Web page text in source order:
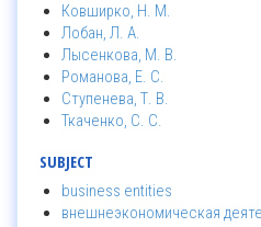
Ковширко, Н. М.
Лобан, Л. А.
Лысенкова, М. В.
Романова, Е. С.
Ступенева, Т. В.
Ткаченко, С. С.
SUBJECT
business entities
внешнеэкономическая